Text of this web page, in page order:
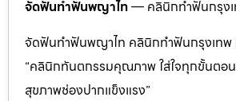
จัดฟันทำฟันพญาไท— คลินิกทำฟันกรุง
จัดฟันทำฟันพญาไท คลินิกทำฟันกรุงเท
“คลินิกทันตกรรมคุณภาพ ใส่ใจทุกขั้นตอ
สุขภาพช่องปากแข็งแรง”